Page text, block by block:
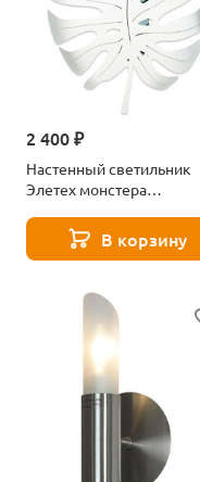
2 400 ₽
Настенный светильник
Элетех монстера
В корзину